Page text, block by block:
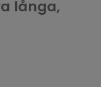
långa,